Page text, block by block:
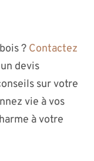
? Contactez
devis
sur votre
vie à vos
à votre